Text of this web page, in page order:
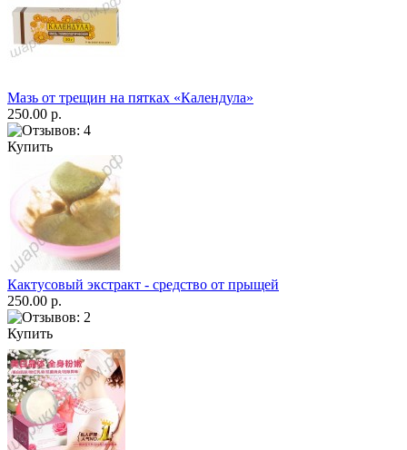
Мазь от трещин на пятках «Календула»
250.00 р.
Купить
Кактусовый экстракт - средство от прыщей
250.00 р.
Купить